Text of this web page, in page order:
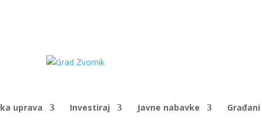
uprava Investiraj Javne nabavke Građani